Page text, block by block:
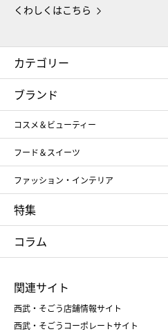
くわしくはこちら
カテゴリー
コスメ＆ビューティー
ギフト
メンズ
スポーツ・アウトドア
お中元
ブランド
コスメ＆ビューティー
SHISEIDO
ポール&ジョー ボーテ
NARS
RMK
クリニーク
フード＆スイーツ
アンリ・シャルパンティエ
ゴディバ
たねや
ねんりん家
ファッション・インテリア
ポロ ラルフ ローレン
タケオ キクチ
シュタイフ
特集
お中元
ひな人形
父の日
クリスマスケーキ
コラム
菓子折り
和菓子
人気のギフト
関連サイト
西武・そごう店舗情報サイト
西武・そごうコーポレートサイト